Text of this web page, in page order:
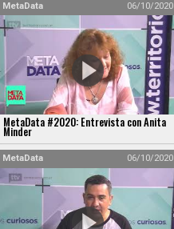
MetaData 06/10/2020
MetaData #2020: Entrevista con Anita
Minder
MetaData 06/10/2020